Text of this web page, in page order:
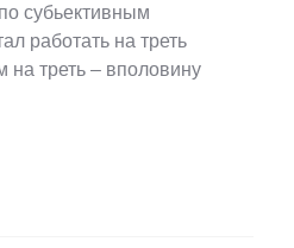
субьективным
работать на треть
на треть – вполовину